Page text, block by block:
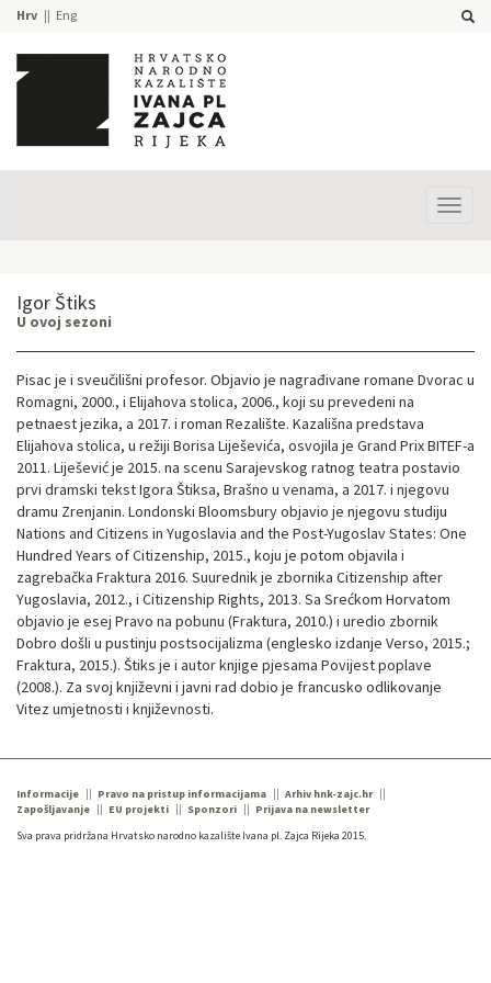
Hrv Eng
Igor Štiks
U ovoj sezoni
Pisac je i sveučilišni profesor. Objavio je nagrađivane romane Dvorac u
Romagni, 2000., i Elijahova stolica, 2006., koji su prevedeni na
petnaest jezika, a 2017. i roman Rezalište. Kazališna predstava
Elijahova stolica, u režiji Borisa Liješevića, osvojila je Grand Prix BITEF-a
2011. Liješević je 2015. na scenu Sarajevskog ratnog teatra postavio
prvi dramski tekst Igora Štiksa, Brašno u venama, a 2017. i njegovu
dramu Zrenjanin. Londonski Bloomsbury objavio je njegovu studiju
Nations and Citizens in Yugoslavia and the Post-Yugoslav States: One
Hundred Years of Citizenship, 2015., koju je potom objavila i
zagrebačka Fraktura 2016. Suurednik je zbornika Citizenship after
Yugoslavia, 2012., i Citizenship Rights, 2013. Sa Srećkom Horvatom
objavio je esej Pravo na pobunu (Fraktura, 2010.) i uredio zbornik
Dobro došli u pustinju postsocijalizma (englesko izdanje Verso, 2015.;
Fraktura, 2015.). Štiks je i autor knjige pjesama Povijest poplave
(2008.). Za svoj književni i javni rad dobio je francusko odlikovanje
Vitez umjetnosti i književnosti.
Informacije Pravo na pristup informacijama
Arhiv hnk-zajc.hr
Zapošljavanje
EU projekti Sponzori
Prijava na newsletter
Sva prava pridržana Hrvatsko narodno kazalište Ivana pl. Zajca Rijeka 2015.